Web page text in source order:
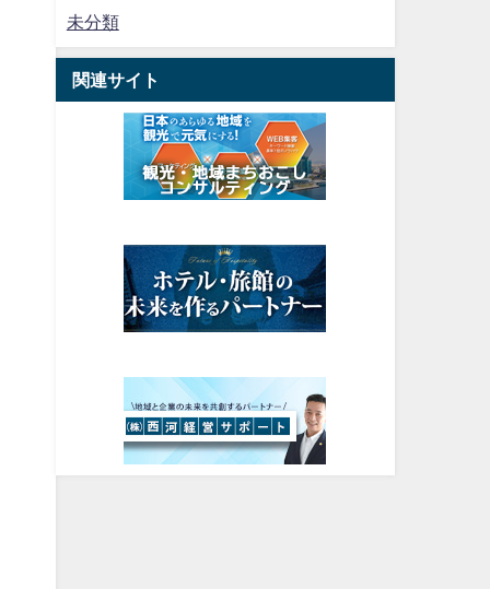
未分類
関連サイト